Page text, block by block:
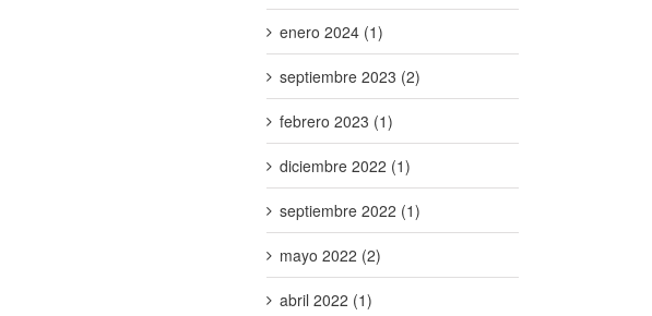
enero 2024 (1)
septiembre 2023 (2)
febrero 2023 (1)
diciembre 2022 (1)
septiembre 2022 (1)
mayo 2022 (2)
abril 2022 (1)